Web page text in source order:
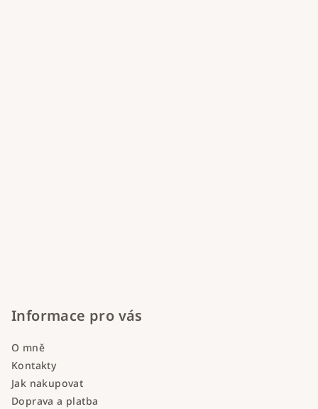
Informace pro vás
O mně
Kontakty
Jak nakupovat
Doprava a platba